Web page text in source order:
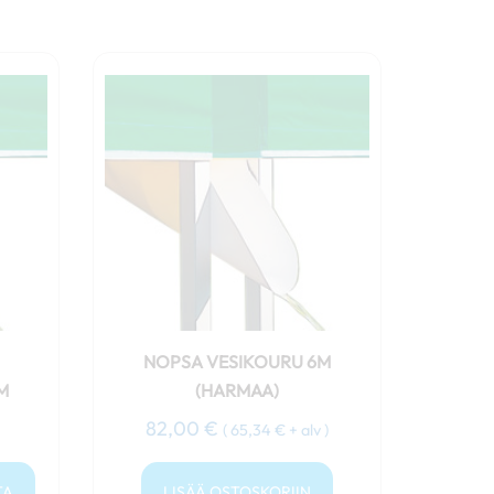
NOPSA VESIKOURU 6M
(HARMAA)
82,00 € ( 65,34 € + alv )